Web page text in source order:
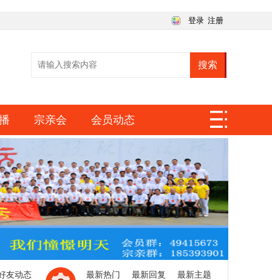
登录 注册
搜索
宗亲会 会员动态
友动态
最新热门 最新回复
最新主题